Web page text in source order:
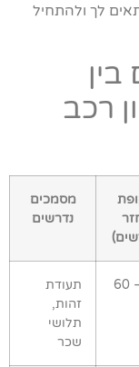
לך ולהתחיל
רכב
מסמכים
נדרשים
תעודת
זהות,
תלושי
שכר